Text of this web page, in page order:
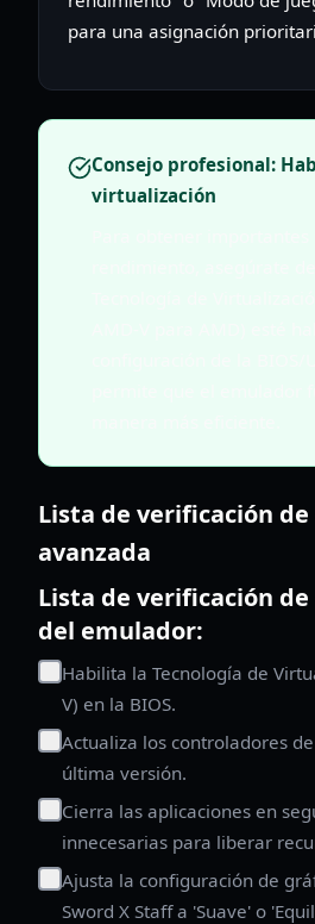
para una asignación
Consejo profesional:
virtualización
Lista de verificación
avanzada
Lista de verificación
del emulador:
Habilita la Tecnología de
V) en la BIOS.
Actualiza los controladores
última versión.
Cierra las aplicaciones en
innecesarias para liberar
Ajusta la configuración de
Sword X Staff a 'Suave' o